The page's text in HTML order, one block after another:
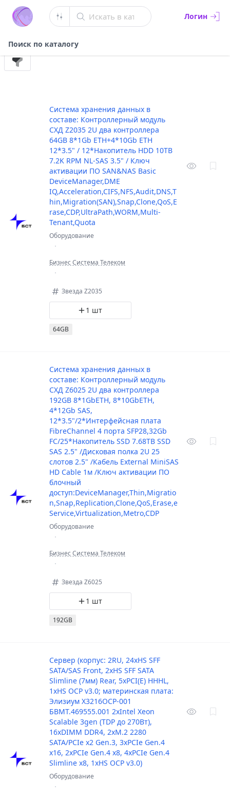
Искать в каталоге Логин
Поиск по каталогу
Система хранения данных в
составе: Контроллерный модуль
СХД Z2035 2U два контроллера
64GB 8*1Gb ETH+4*10Gb ETH
12*3.5" / 12*Накопитель HDD 10TB
7.2K RPM NL-SAS 3.5" / Ключ
активации ПО SAN&NAS Basic
DeviceManager,DME
IQ,Acceleration,CIFS,NFS,Audit,DNS,T
hin,Migration(SAN),Snap,Clone,QoS,E
rase,CDP,UltraPath,WORM,Multi-
Tenant,Quota
Оборудование
Бизнес Система Телеком
Звезда Z2035
1 шт
64GB
Система хранения данных в
составе: Контроллерный модуль
СХД Z6025 2U два контроллера
192GB 8*1GbETH, 8*10GbETH,
4*12Gb SAS,
12*3.5"/2*Интерфейсная плата
FibreChannel 4 порта SFP28,32Gb
FC/25*Накопитель SSD 7.68TB SSD
SAS 2.5" /Дисковая полка 2U 25
слотов 2.5" /Кабель External MiniSAS
HD Cable 1м /Ключ активации ПО
блочный
доступ:DeviceManager,Thin,Migratio
n,Snap,Replication,Clone,QoS,Erase,e
Service,Virtualization,Metro,CDP
Оборудование
Бизнес Система Телеком
Звезда Z6025
1 шт
192GB
Сервер (корпус: 2RU, 24xHS SFF
SATA/SAS Front, 2xHS SFF SATA
Slimline (7мм) Rear, 5xPCI(E) HHHL,
1xHS OCP v3.0; материнская плата:
Элизиум Х3216OCP-001
БВМТ.469555.001 2хIntel Xeon
Scalable 3gen (TDP до 270Вт),
16xDIMM DDR4, 2xM.2 2280
SATA/PCIе x2 Gen.3, 3xPCIе Gen.4
x16, 2xPCIе Gen.4 x8, 4xPCIе Gen.4
Slimline x8, 1xHS OCP v3.0)
Оборудование